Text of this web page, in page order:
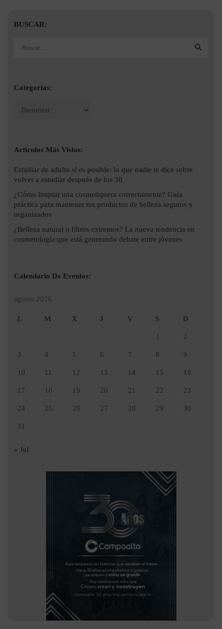
BUSCAR:
Categorías:
Artículos Más Vistos:
Estudiar de adulto sí es posible: lo que nadie te dice sobre
volver a estudiar después de los 30
¿Cómo limpiar una cosmetiquera correctamente? Guía
práctica para mantener tus productos de belleza seguros y
organizados
¿Belleza natural o filtros extremos? La nueva tendencia en
cosmetología que está generando debate entre jóvenes
Calendario De Eventos:
agosto 2026
L M X J V S D
1 2
3 4 5 6 7 8 9
10 11 12 13 14 15 16
17 18 19 20 21 22 23
24 25 26 27 28 29 30
31
« Jul